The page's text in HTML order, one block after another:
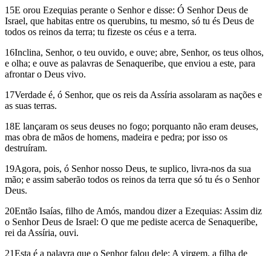
15E orou Ezequias perante o Senhor e disse: Ó Senhor Deus de
Israel, que habitas entre os querubins, tu mesmo, só tu és Deus de
todos os reinos da terra; tu fizeste os céus e a terra.
16Inclina, Senhor, o teu ouvido, e ouve; abre, Senhor, os teus olhos,
e olha; e ouve as palavras de Senaqueribe, que enviou a este, para
afrontar o Deus vivo.
17Verdade é, ó Senhor, que os reis da Assíria assolaram as nações e
as suas terras.
18E lançaram os seus deuses no fogo; porquanto não eram deuses,
mas obra de mãos de homens, madeira e pedra; por isso os
destruíram.
19Agora, pois, ó Senhor nosso Deus, te suplico, livra-nos da sua
mão; e assim saberão todos os reinos da terra que só tu és o Senhor
Deus.
20Então Isaías, filho de Amós, mandou dizer a Ezequias: Assim diz
o Senhor Deus de Israel: O que me pediste acerca de Senaqueribe,
rei da Assíria, ouvi.
21Esta é a palavra que o Senhor falou dele: A virgem, a filha de